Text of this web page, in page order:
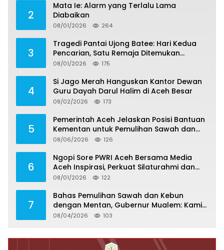
2
Mata Ie: Alarm yang Terlalu Lama
Diabaikan
08/01/2026 264
3
Tragedi Pantai Ujong Batee: Hari Kedua
Pencarian, Satu Remaja Ditemukan
Meninggal, Tiga Korban Masih Dicari
08/01/2026 175
4
Si Jago Merah Hanguskan Kantor Dewan
Guru Dayah Darul Halim di Aceh Besar
08/02/2026 173
5
Pemerintah Aceh Jelaskan Posisi Bantuan
Kementan untuk Pemulihan Sawah dan
Kebun
08/06/2026 126
6
Ngopi Sore PWRI Aceh Bersama Media
Aceh Inspirasi, Perkuat Silaturahmi dan
Wariskan Pengalaman Berharga
08/01/2026 122
7
Bahas Pemulihan Sawah dan Kebun
dengan Mentan, Gubernur Mualem: Kami
Butuh Dukungan Pak Menteri
08/04/2026 103